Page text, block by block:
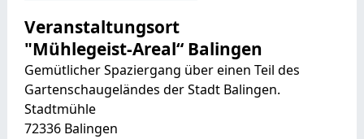
Veranstaltungsort
"Mühlegeist-Areal“ Balingen
Gemütlicher Spaziergang über einen Teil des
Gartenschaugeländes der Stadt Balingen.
Stadtmühle
72336 Balingen